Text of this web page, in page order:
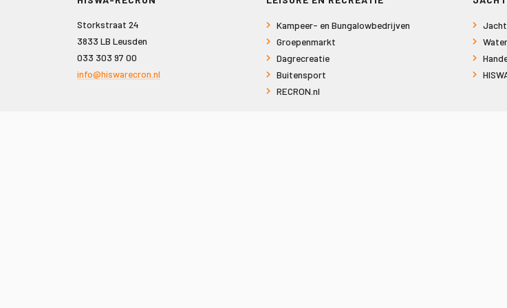
Storkstraat 24
3833 LB Leusden
033 303 97 00
info@hiswarecron.nl
Kampeer- en Bungalowbedrijven
Groepenmarkt
Dagrecreatie
Buitensport
RECRON.nl